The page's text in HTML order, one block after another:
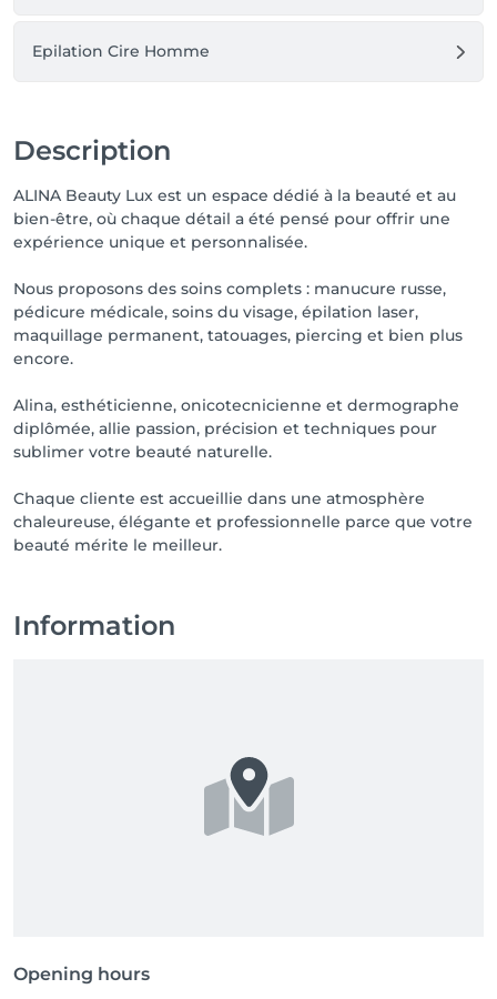
Epilation Cire Homme
Description
ALINA Beauty Lux est un espace dédié à la beauté et au
bien-être, où chaque détail a été pensé pour offrir une
expérience unique et personnalisée.
Nous proposons des soins complets : manucure russe,
pédicure médicale, soins du visage, épilation laser,
maquillage permanent, tatouages, piercing et bien plus
encore.
Alina, esthéticienne, onicotecnicienne et dermographe
diplômée, allie passion, précision et techniques pour
sublimer votre beauté naturelle.
Chaque cliente est accueillie dans une atmosphère
chaleureuse, élégante et professionnelle parce que votre
Information
Opening hours